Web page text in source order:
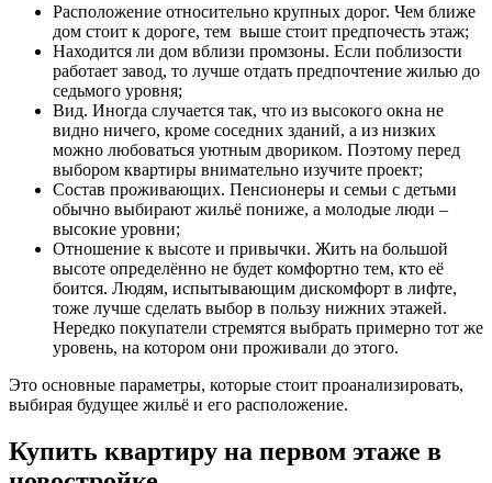
Расположение относительно крупных дорог. Чем ближе
дом стоит к дороге, тем выше стоит предпочесть этаж;
Находится ли дом вблизи промзоны. Если поблизости
работает завод, то лучше отдать предпочтение жилью до
седьмого уровня;
Вид. Иногда случается так, что из высокого окна не
видно ничего, кроме соседних зданий, а из низких
можно любоваться уютным двориком. Поэтому перед
выбором квартиры внимательно изучите проект;
Состав проживающих. Пенсионеры и семьи с детьми
обычно выбирают жильё пониже, а молодые люди –
высокие уровни;
Отношение к высоте и привычки. Жить на большой
высоте определённо не будет комфортно тем, кто её
боится. Людям, испытывающим дискомфорт в лифте,
тоже лучше сделать выбор в пользу нижних этажей.
Нередко покупатели стремятся выбрать примерно тот же
уровень, на котором они проживали до этого.
Это основные параметры, которые стоит проанализировать,
выбирая будущее жильё и его расположение.
Купить квартиру на первом этаже в